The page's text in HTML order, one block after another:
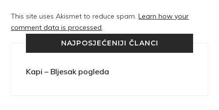
This site uses Akismet to reduce spam.Learn how your
comment data is processed.
NAJPOSJEĆENIJI ČLANCI
Kapi – Bljesak pogleda